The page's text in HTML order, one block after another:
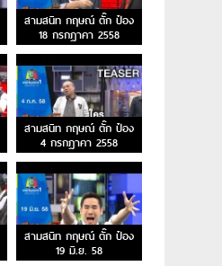
สามสนิท กฤษณ์ ตั๊ก ป๋อง
18 กรกฎาคา 2558
สามสนิท กฤษณ์ ตั๊ก ป๋อง
4 กรกฎาคา 2558
สามสนิท กฤษณ์ ตั๊ก ป๋อง
19 มิ.ย. 58